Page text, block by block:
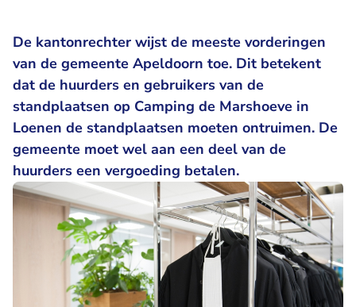
De kantonrechter wijst de meeste vorderingen
van de gemeente Apeldoorn toe. Dit betekent
dat de huurders en gebruikers van de
standplaatsen op Camping de Marshoeve in
Loenen de standplaatsen moeten ontruimen. De
gemeente moet wel aan een deel van de
huurders een vergoeding betalen.